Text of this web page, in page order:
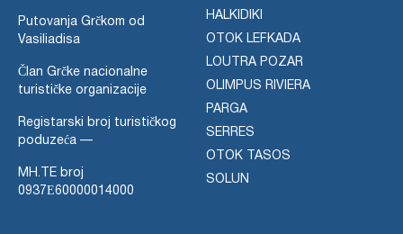
Putovanja Grčkom od
Vasiliadisa
Član Grčke nacionalne
turističke organizacije
Registarski broj turističkog
poduzeća —
MH.TE broj
0937Ε60000014000
HALKIDIKI
OTOK LEFKADA
LOUTRA POZAR
OLIMPUS RIVIERA
PARGA
SERRES
OTOK TASOS
SOLUN